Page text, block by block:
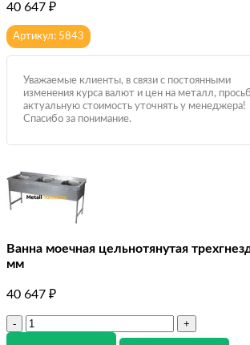
40 647 ₽
Артикул: 5843
Уважаемые клиенты, в связи с постоянными
изменения курса валют и цен на металл,
актуальную стоимость уточнять у менеджера!
Спасибо за понимание.
Ванна моечная цельнотянутая
мм
40 647 ₽
Количество